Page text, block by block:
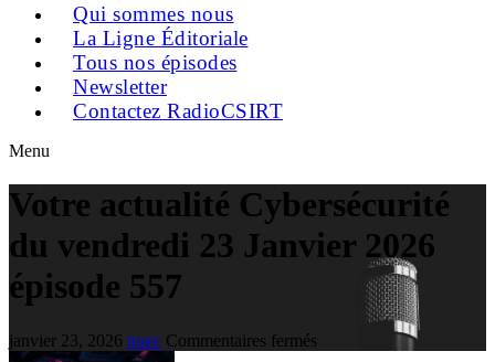
Qui sommes nous
La Ligne Éditoriale
Tous nos épisodes
Newsletter
Contactez RadioCSIRT
Menu
Votre actualité Cybersécurité
du vendredi 23 Janvier 2026
épisode 557
janvier 23, 2026 marc Commentaires fermés